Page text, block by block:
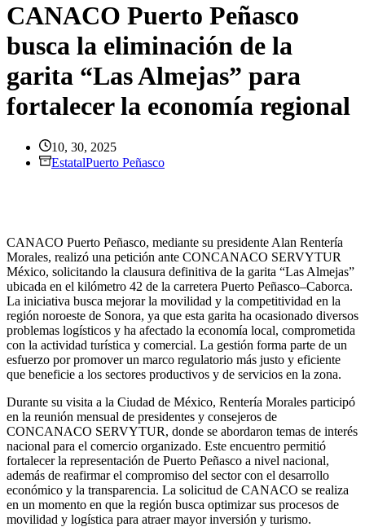
CANACO Puerto Peñasco
busca la eliminación de la
garita “Las Almejas” para
fortalecer la economía regional
10, 30, 2025
EstatalPuerto Peñasco
CANACO Puerto Peñasco, mediante su presidente Alan Rentería
Morales, realizó una petición ante CONCANACO SERVYTUR
México, solicitando la clausura definitiva de la garita “Las Almejas”
ubicada en el kilómetro 42 de la carretera Puerto Peñasco–Caborca.
La iniciativa busca mejorar la movilidad y la competitividad en la
región noroeste de Sonora, ya que esta garita ha ocasionado diversos
problemas logísticos y ha afectado la economía local, comprometida
con la actividad turística y comercial. La gestión forma parte de un
esfuerzo por promover un marco regulatorio más justo y eficiente
que beneficie a los sectores productivos y de servicios en la zona.
Durante su visita a la Ciudad de México, Rentería Morales participó
en la reunión mensual de presidentes y consejeros de
CONCANACO SERVYTUR, donde se abordaron temas de interés
nacional para el comercio organizado. Este encuentro permitió
fortalecer la representación de Puerto Peñasco a nivel nacional,
además de reafirmar el compromiso del sector con el desarrollo
económico y la transparencia. La solicitud de CANACO se realiza
en un momento en que la región busca optimizar sus procesos de
movilidad y logística para atraer mayor inversión y turismo.